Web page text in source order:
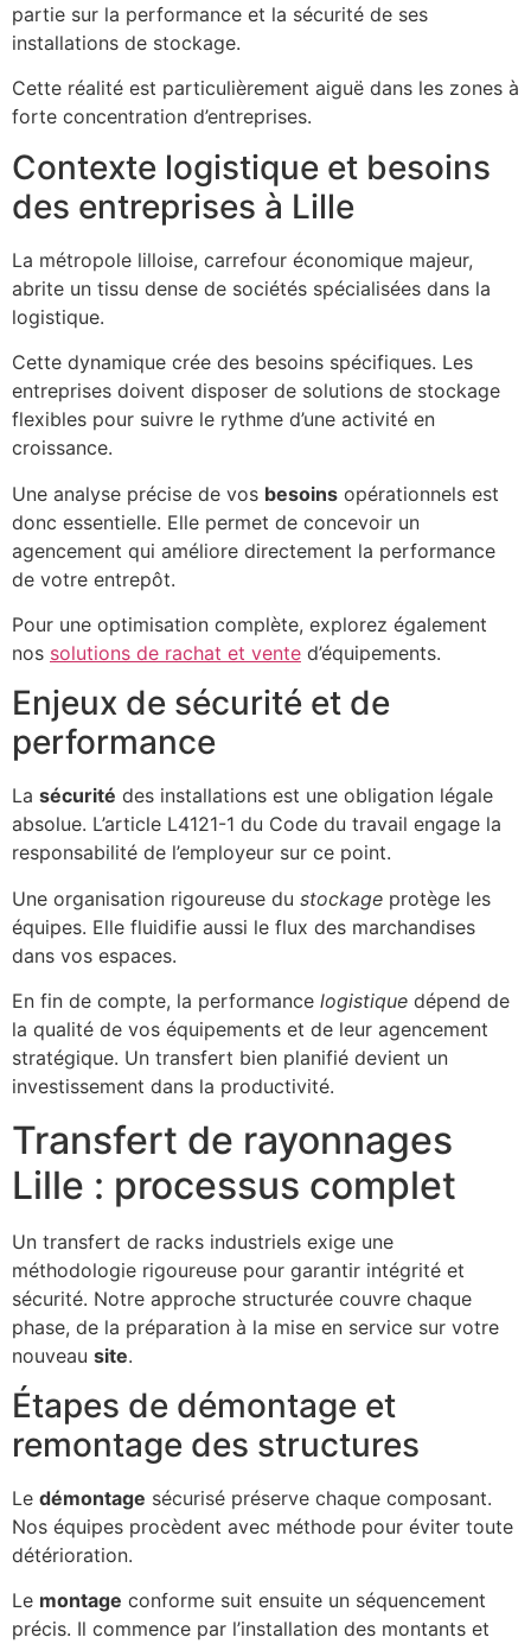
partie sur la performance et la sécurité de ses
installations de stockage.
Cette réalité est particulièrement aiguë dans les zones à
forte concentration d’entreprises.
Contexte logistique et besoins
des entreprises à Lille
La métropole lilloise, carrefour économique majeur,
abrite un tissu dense de sociétés spécialisées dans la
logistique.
Cette dynamique crée des besoins spécifiques. Les
entreprises doivent disposer de solutions de stockage
flexibles pour suivre le rythme d’une activité en
croissance.
Une analyse précise de vos besoins opérationnels est
donc essentielle. Elle permet de concevoir un
agencement qui améliore directement la performance
de votre entrepôt.
Pour une optimisation complète, explorez également
nos solutions de rachat et vente d’équipements.
Enjeux de sécurité et de
performance
La sécurité des installations est une obligation légale
absolue. L’article L4121-1 du Code du travail engage la
responsabilité de l’employeur sur ce point.
Une organisation rigoureuse du stockage protège les
équipes. Elle fluidifie aussi le flux des marchandises
dans vos espaces.
En fin de compte, la performance logistique dépend de
la qualité de vos équipements et de leur agencement
stratégique. Un transfert bien planifié devient un
investissement dans la productivité.
Transfert de rayonnages
Lille : processus complet
Un transfert de racks industriels exige une
méthodologie rigoureuse pour garantir intégrité et
sécurité. Notre approche structurée couvre chaque
phase, de la préparation à la mise en service sur votre
nouveau site.
Étapes de démontage et
remontage des structures
Le démontage sécurisé préserve chaque composant.
Nos équipes procèdent avec méthode pour éviter toute
détérioration.
Le montage conforme suit ensuite un séquencement
précis. Il commence par l’installation des montants et